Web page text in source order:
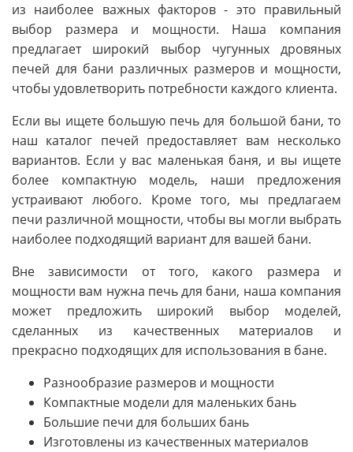
из наиболее важных факторов - это правильный
выбор размера и мощности. Наша компания
предлагает широкий выбор чугунных дровяных
печей для бани различных размеров и мощности,
чтобы удовлетворить потребности каждого клиента.
Если вы ищете большую печь для большой бани, то
наш каталог печей предоставляет вам несколько
вариантов. Если у вас маленькая баня, и вы ищете
более компактную модель, наши предложения
устраивают любого. Кроме того, мы предлагаем
печи различной мощности, чтобы вы могли выбрать
наиболее подходящий вариант для вашей бани.
Вне зависимости от того, какого размера и
мощности вам нужна печь для бани, наша компания
может предложить широкий выбор моделей,
сделанных из качественных материалов и
прекрасно подходящих для использования в бане.
Разнообразие размеров и мощности
Компактные модели для маленьких бань
Большие печи для больших бань
Изготовлены из качественных материалов